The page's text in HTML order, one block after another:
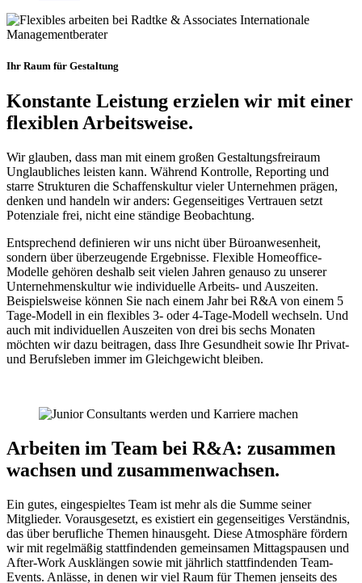
Ihr Raum für Gestaltung
Konstante Leistung erzielen wir mit einer
flexiblen Arbeitsweise.
Wir glauben, dass man mit einem großen Gestaltungsfreiraum
Unglaubliches leisten kann. Während Kontrolle, Reporting und
starre Strukturen die Schaffenskultur vieler Unternehmen prägen,
denken und handeln wir anders: Gegenseitiges Vertrauen setzt
Potenziale frei, nicht eine ständige Beobachtung.
Entsprechend definieren wir uns nicht über Büroanwesenheit,
sondern über überzeugende Ergebnisse. Flexible Homeoffice-
Modelle gehören deshalb seit vielen Jahren genauso zu unserer
Unternehmenskultur wie individuelle Arbeits- und Auszeiten.
Beispielsweise können Sie nach einem Jahr bei R&A von einem 5
Tage-Modell in ein flexibles 3- oder 4-Tage-Modell wechseln. Und
auch mit individuellen Auszeiten von drei bis sechs Monaten
möchten wir dazu beitragen, dass Ihre Gesundheit sowie Ihr Privat-
und Berufsleben immer im Gleichgewicht bleiben.
Arbeiten im Team bei R&A: zusammen
wachsen und zusammenwachsen.
Ein gutes, eingespieltes Team ist mehr als die Summe seiner
Mitglieder. Vorausgesetzt, es existiert ein gegenseitiges Verständnis,
das über berufliche Themen hinausgeht. Diese Atmosphäre fördern
wir mit regelmäßig stattfindenden gemeinsamen Mittagspausen und
After-Work Ausklängen sowie mit jährlich stattfindenden Team-
Events. Anlässe, in denen wir viel Raum für Themen jenseits des